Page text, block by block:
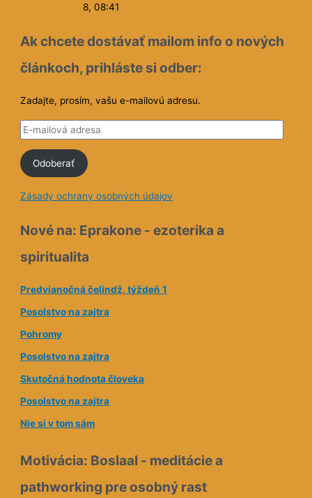
8, 08:41
Ak chcete dostávať mailom info o nových
článkoch, prihláste si odber:
Zadajte, prosím, vašu e-mailovú adresu.
E
m
i
v
a
d
r
e
s
Odoberať
Zásady ochrany osobných údajov
Nové na: Eprakone - ezoterika a
spiritualita
Predvianočná čelindž, týždeň 1
Posolstvo na zajtra
Pohromy
Posolstvo na zajtra
Skutočná hodnota človeka
Posolstvo na zajtra
Nie si v tom sám
Motivácia: Boslaal - meditácie a
pathworking pre osobný rast